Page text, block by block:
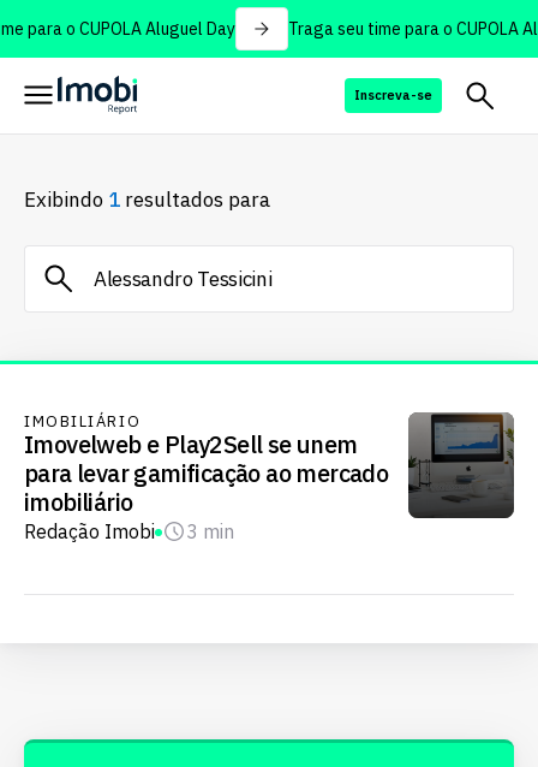
para o CUPOLA Aluguel Day Traga seu time para o CUPOLA
Inscreva-se
Exibindo 1 resultados para
IMOBILIÁRIO
Imovelweb e Play2Sell se unem
para levar gamificação ao mercado
imobiliário
Redação Imobi 3 min